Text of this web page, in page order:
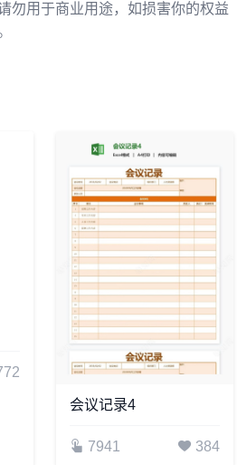
勿用于商业用途，如损害你的权益
会议记录4
7941 384